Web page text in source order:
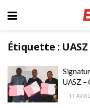
Étiquette : UASZ
UASZ –
11